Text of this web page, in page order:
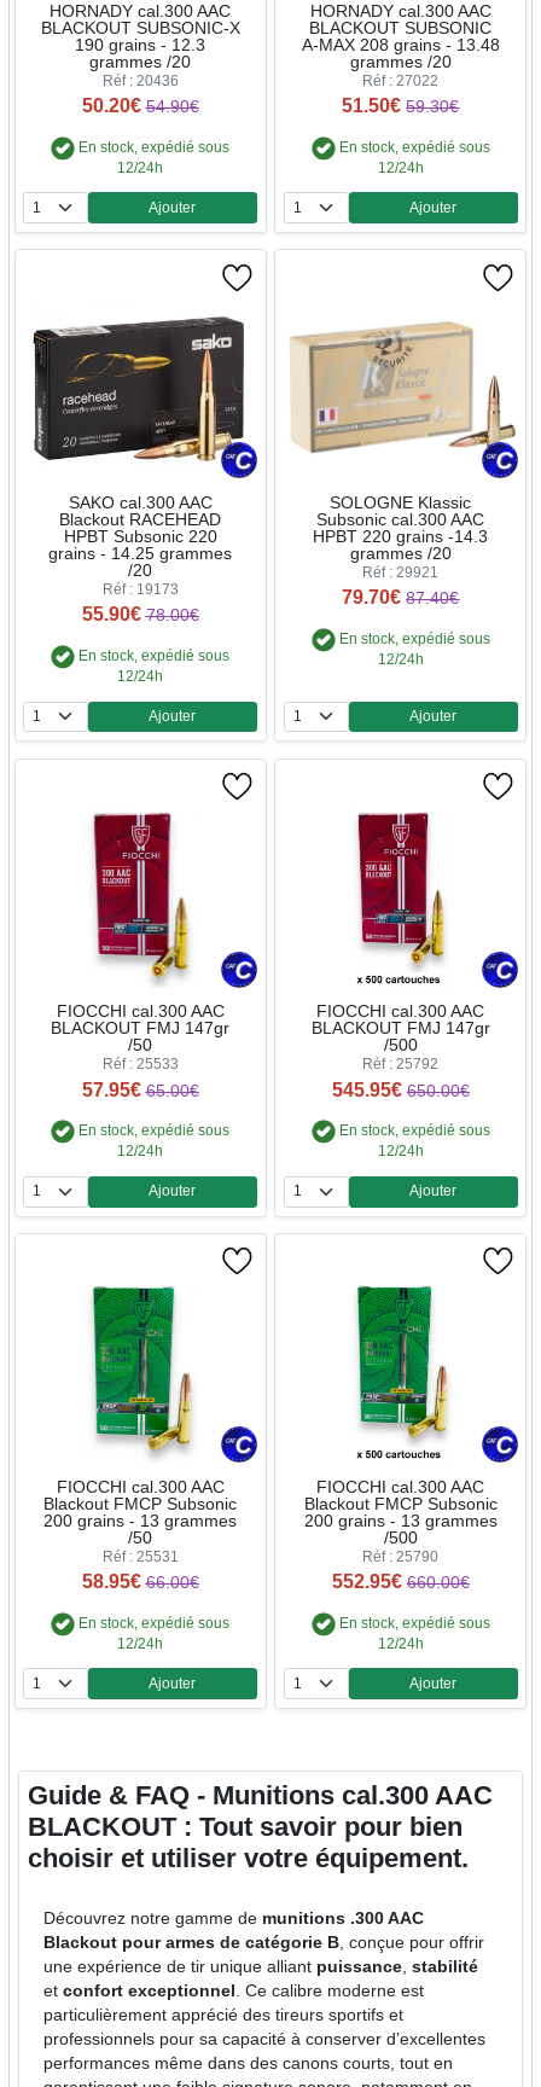
HORNADY cal.300 AAC
BLACKOUT SUBSONIC-X
190 grains - 12.3
grammes /20
Réf : 20436
50.20€ 54.90€
En stock, expédié sous
12/24h
Quantité
Ajouter
HORNADY cal.300 AAC
BLACKOUT SUBSONIC
A-MAX 208 grains - 13.48
grammes /20
Réf : 27022
51.50€ 59.30€
En stock, expédié sous
12/24h
Quantité
Ajouter
SAKO cal.300 AAC
Blackout RACEHEAD
HPBT Subsonic 220
grains - 14.25 grammes
/20
Réf : 19173
55.90€ 78.00€
En stock, expédié sous
12/24h
Quantité
Ajouter
SOLOGNE Klassic
Subsonic cal.300 AAC
HPBT 220 grains -14.3
grammes /20
Réf : 29921
79.70€ 87.40€
En stock, expédié sous
12/24h
Quantité
Ajouter
FIOCCHI cal.300 AAC
BLACKOUT FMJ 147gr
/50
Réf : 25533
57.95€ 65.00€
En stock, expédié sous
12/24h
Quantité
Ajouter
FIOCCHI cal.300 AAC
BLACKOUT FMJ 147gr
/500
Réf : 25792
545.95€ 650.00€
En stock, expédié sous
12/24h
Quantité
Ajouter
FIOCCHI cal.300 AAC
Blackout FMCP Subsonic
200 grains - 13 grammes
/50
Réf : 25531
58.95€ 66.00€
En stock, expédié sous
12/24h
Quantité
Ajouter
FIOCCHI cal.300 AAC
Blackout FMCP Subsonic
200 grains - 13 grammes
/500
Réf : 25790
552.95€ 660.00€
En stock, expédié sous
12/24h
Quantité
Ajouter
Guide & FAQ - Munitions cal.300 AAC
BLACKOUT : Tout savoir pour bien
choisir et utiliser votre équipement.
Découvrez notre gamme de munitions .300 AAC
Blackout pour armes de catégorie B , conçue pour offrir
une expérience de tir unique alliant puissance ,stabilité
etconfort exceptionnel
. Ce calibre moderne est
particulièrement apprécié des tireurs sportifs et
professionnels pour sa capacité à conserver d’excellentes
performances même dans des canons courts, tout en